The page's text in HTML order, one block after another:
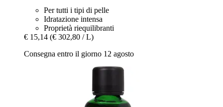
Per tutti i tipi di pelle
Idratazione intensa
Proprietà riequilibranti
€ 15,14 (€ 302,80 / L)
Consegna entro il giorno 12 agosto